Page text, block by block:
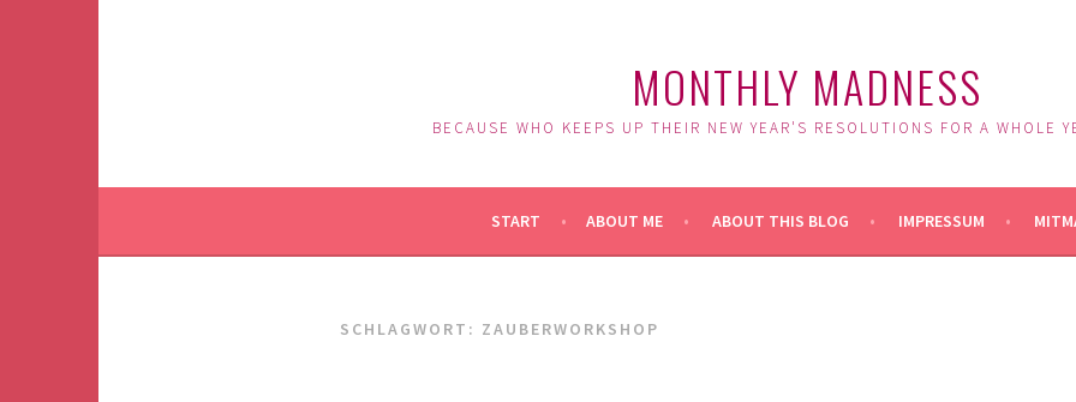
MONTHLY MADNESS
BECAUSE WHO KEEPS UP THEIR NEW YEAR'S RESOLUTIONS FOR A WHOLE
START ABOUT ME ABOUT THIS BLOG IMPRESSUM
SCHLAGWORT: ZAUBERWORKSHOP